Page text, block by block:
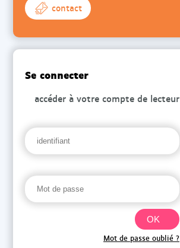
contact
Se connecter
accéder à votre compte de lecteur
Mot de passe oublié ?